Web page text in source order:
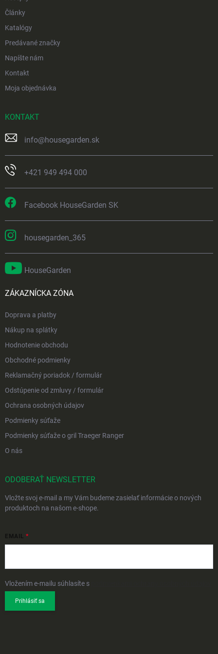
Články
Katalógy
Predávané značky
Napíšte nám
Kontakt
Moja objednávka
KONTAKT
info@housegarden.sk
+421 949 494 000
Facebook HouseGarden SK
housegarden_365
HouseGarden
ZÁKAZNÍCKA ZÓNA
Doprava a platby
Nákup na splátky
Hodnotenie obchodu
Obchodné podmienky
Reklamačný poriadok / formulár
Odstúpenie od zmluvy / formulár
Ochrana osobných údajov
Podmienky súťaže
Podmienky súťaže o gril Traeger Ranger
O nás
ODOBERAŤ NEWSLETTER
Vložte svoj e-mail a my Vám budeme zasielať informácie o nových
produktoch na našom e-shope.
EMAIL
Vložením e-mailu súhlasíte s
Prihlásiť sa